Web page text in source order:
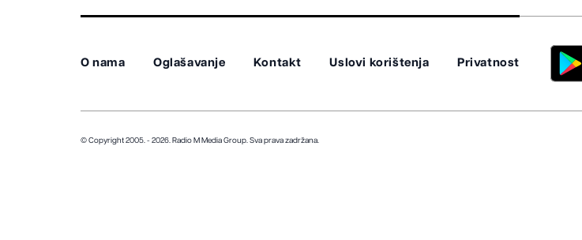
O nama Oglašavanje Kontakt Uslovi korištenja Privatnost
© Copyright 2005. - 2026. Radio M Media Group. Sva prava zadržana.